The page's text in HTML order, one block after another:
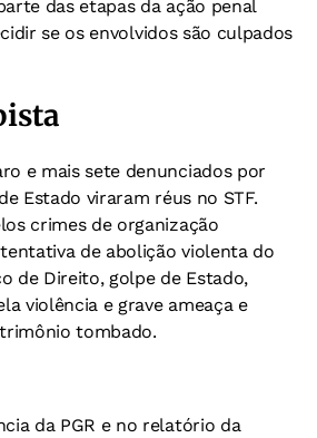
das etapas da ação penal
se os envolvidos são culpados
e mais sete denunciados por
Estado viraram réus no STF.
crimes de organização
de abolição violenta do
de Direito, golpe de Estado,
violência e grave ameaça e
tombado.
da PGR e no relatório da